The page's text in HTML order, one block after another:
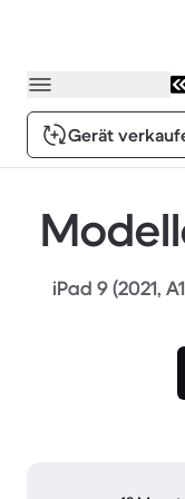
Gerät
iPad 9 (2021,